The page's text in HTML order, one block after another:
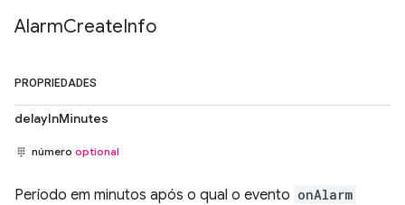
AlarmCreateInfo
PROPRIEDADES
delayInMinutes
número optional
Período em minutos após o qual o evento onAlarm